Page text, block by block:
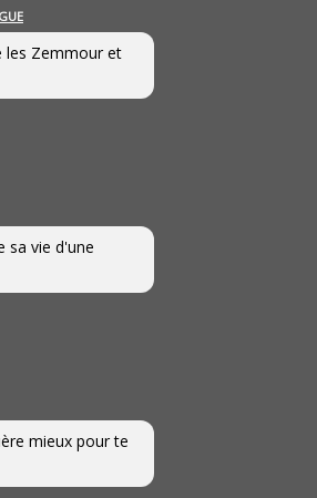
les Zemmour et
sa vie d'une
mieux pour te